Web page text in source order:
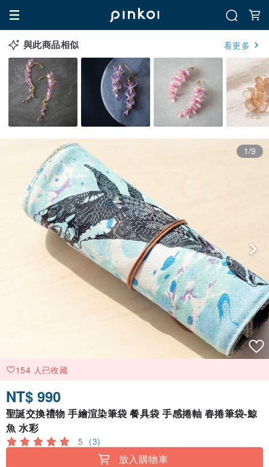
與此商品相似 看更多
1/9
154 人已收藏
NT$ 990
聖誕交換禮物 手繪渲染筆袋 餐具袋 手感捲軸 春捲筆袋-鯨
魚 水彩
5 (3)
放入購物車